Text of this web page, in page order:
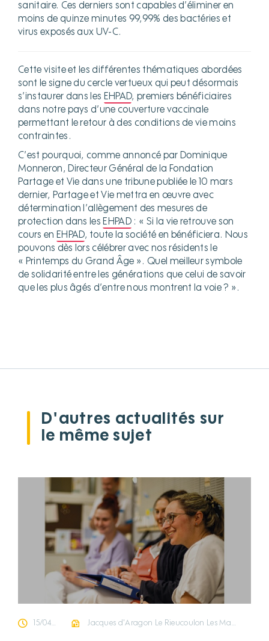
sanitaire. Ces derniers sont capables d’éliminer en
moins de quinze minutes 99,99% des bactéries et
virus exposés aux UV-C.
Cette visite et les différentes thématiques abordées
sont le signe du cercle vertueux qui peut désormais
s’instaurer dans les EHPAD, premiers bénéficiaires
dans notre pays d’une couverture vaccinale
permettant le retour à des conditions de vie moins
contraintes.
C’est pourquoi, comme annoncé par Dominique
Monneron, Directeur Général de la Fondation
Partage et Vie dans une tribune publiée le 10 mars
dernier, Partage et Vie mettra en œuvre avec
détermination l’allègement des mesures de
protection dans les EHPAD : « Si la vie retrouve son
cours en EHPAD, toute la société en bénéficiera. Nous
pouvons dès lors célébrer avec nos résidents le
« Printemps du Grand Âge ». Quel meilleur symbole
de solidarité entre les générations que celui de savoir
que les plus âgés d’entre nous montrent la voie ? ».
D'autres actualités sur
le même sujet
15/04/2025 Jacques d'Aragon Le Rieucoulon Les Mazets de l'Argilier